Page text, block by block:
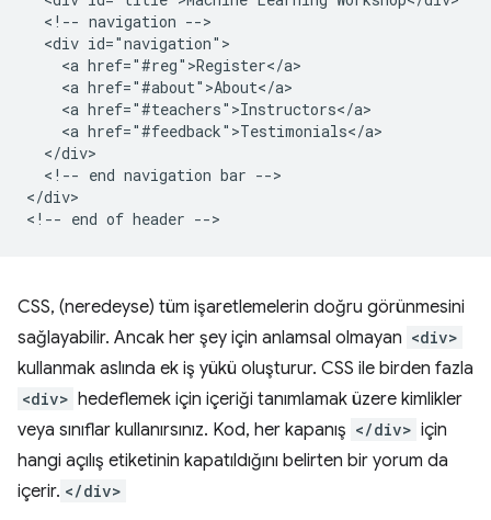
  <!-- navigation -->
  <div id="navigation">
    <a href="#reg">Register</a>
    <a href="#about">About</a>
    <a href="#teachers">Instructors</a>
    <a href="#feedback">Testimonials</a>
  </div>
  <!-- end navigation bar -->
</div>
CSS, (neredeyse) tüm işaretlemelerin doğru görünmesini
sağlayabilir. Ancak her şey için anlamsal olmayan <div>
kullanmak aslında ek iş yükü oluşturur. CSS ile birden fazla
<div> hedeflemek için içeriği tanımlamak üzere kimlikler
veya sınıflar kullanırsınız. Kod, her kapanış </div> için
hangi açılış etiketinin kapatıldığını belirten bir yorum da
içerir. </div>